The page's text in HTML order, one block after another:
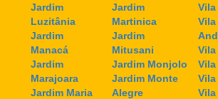
Jardim
Luzitânia
Jardim
Manacá
Jardim
Marajoara
Jardim Maria
Jardim
Martinica
Jardim
Mitusani
Jardim Monjolo
Jardim Monte
Alegre
Vila
Vila